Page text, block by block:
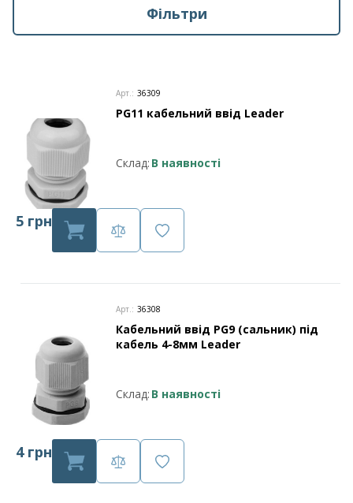
Фільтри
Арт.: 36309
PG11 кабельний ввід Leader
Склад: В наявності
5 грн
Арт.: 36308
Кабельний ввід PG9 (сальник) під
кабель 4-8мм Leader
Склад: В наявності
4 грн